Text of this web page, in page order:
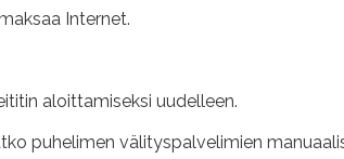
Internet.
aloittamiseksi uudelleen.
puhelimen välityspalvelimien